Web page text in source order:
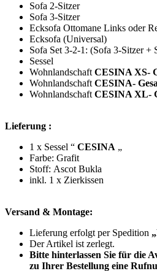
Sofa 2-Sitzer
Sofa 3-Sitzer
Ecksofa Ottomane Links oder
Ecksofa (Universal)
Sofa Set 3-2-1: (Sofa 3-Sitzer +
Sessel
Wohnlandschaft CESINA XS-
Wohnlandschaft CESINA-
Wohnlandschaft CESINA XL-
Lieferung :
1 x Sessel “ CESINA „
Farbe: Grafit
Stoff: Ascot Bukla
inkl. 1 x Zierkissen
Versand & Montage:
Lieferung erfolgt per Spedition
Der Artikel ist zerlegt.
Bitte hinterlassen Sie für die
zu Ihrer Bestellung eine